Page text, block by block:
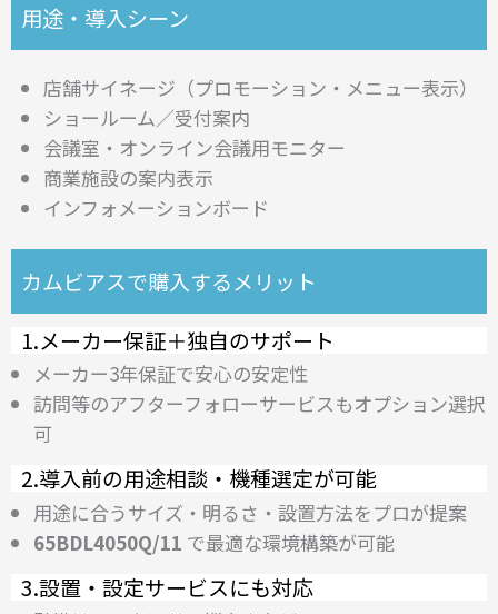
用途・導入シーン
店舗サイネージ（プロモーション・メニュー表示）
ショールーム／受付案内
会議室・オンライン会議用モニター
商業施設の案内表示
インフォメーションボード
カムビアスで購入するメリット
1.メーカー保証＋独自のサポート
メーカー3年保証で安心の安定性
訪問等のアフターフォローサービスもオプション選択
可
2.導入前の用途相談・機種選定が可能
用途に合うサイズ・明るさ・設置方法をプロが提案
65BDL4050Q/11 で最適な環境構築が可能
3.設置・設定サービスにも対応